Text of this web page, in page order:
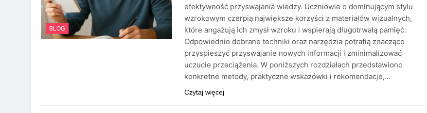
BLOG
efektywność przyswajania wiedzy. Uczniowie o dominującym stylu
wzrokowym czerpią największe korzyści z materiałów wizualnych,
które angażują ich zmysł wzroku i wspierają długotrwałą pamięć.
Odpowiednio dobrane techniki oraz narzędzia potrafią znacząco
przyspieszyć przyswajanie nowych informacji i zminimalizować
uczucie przeciążenia. W poniższych rozdziałach przedstawiono
konkretne metody, praktyczne wskazówki i rekomendacje,…
Czytaj więcej